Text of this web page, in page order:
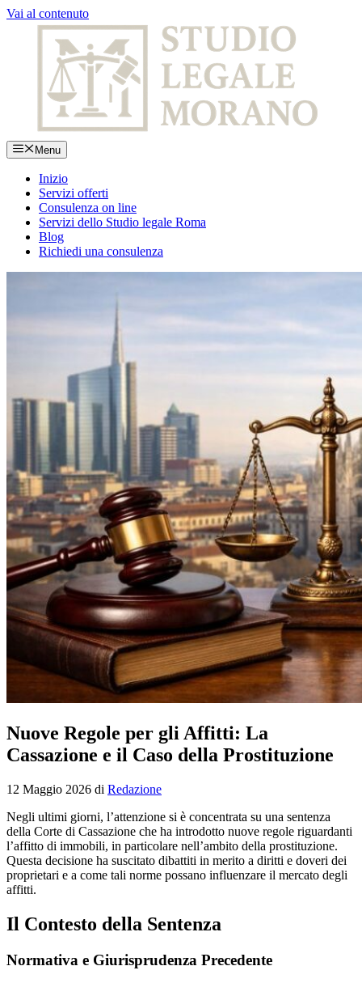
Vai al contenuto
Menu
Inizio
Servizi offerti
Consulenza on line
Servizi dello Studio legale Roma
Blog
Richiedi una consulenza
Nuove Regole per gli Affitti: La
Cassazione e il Caso della Prostituzione
12 Maggio 2026 di Redazione
Negli ultimi giorni, l’attenzione si è concentrata su una sentenza
della Corte di Cassazione che ha introdotto nuove regole riguardanti
l’affitto di immobili, in particolare nell’ambito della prostituzione.
Questa decisione ha suscitato dibattiti in merito a diritti e doveri dei
proprietari e a come tali norme possano influenzare il mercato degli
affitti.
Il Contesto della Sentenza
Normativa e Giurisprudenza Precedente